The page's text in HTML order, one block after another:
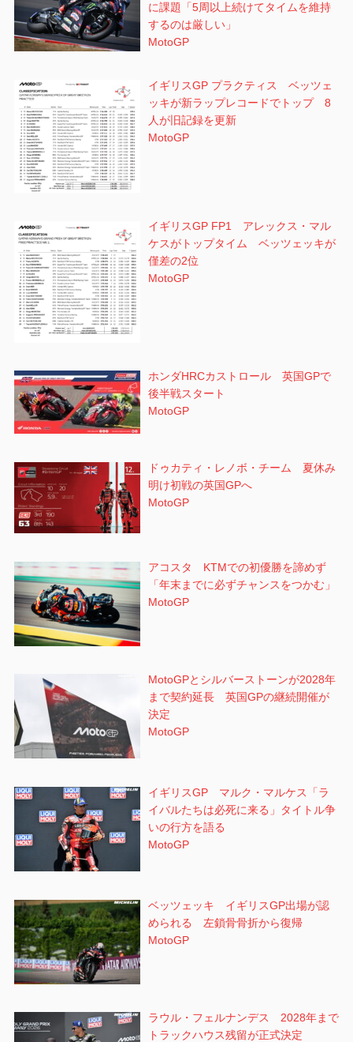
に課題「5周以上続けてタイムを維持
するのは厳しい」
MotoGP
イギリスGP プラクティス ベッツェ
ッキが新ラップレコードでトップ 8
人が旧記録を更新
MotoGP
イギリスGP FP1 アレックス・マル
ケスがトップタイム ベッツェッキが
僅差の2位
MotoGP
ホンダHRCカストロール 英国GPで
後半戦スタート
MotoGP
ドゥカティ・レノボ・チーム 夏休み
明け初戦の英国GPへ
MotoGP
アコスタ KTMでの初優勝を諦めず
「年末までに必ずチャンスをつかむ」
MotoGP
MotoGPとシルバーストーンが2028年
まで契約延長 英国GPの継続開催が
決定
MotoGP
イギリスGP マルク・マルケス「ラ
イバルたちは必死に来る」タイトル争
いの行方を語る
MotoGP
ベッツェッキ イギリスGP出場が認
められる 左鎖骨骨折から復帰
MotoGP
ラウル・フェルナンデス 2028年まで
トラックハウス残留が正式決定